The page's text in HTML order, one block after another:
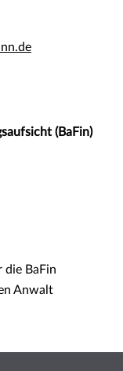
(BaFin)
die BaFin
Anwalt